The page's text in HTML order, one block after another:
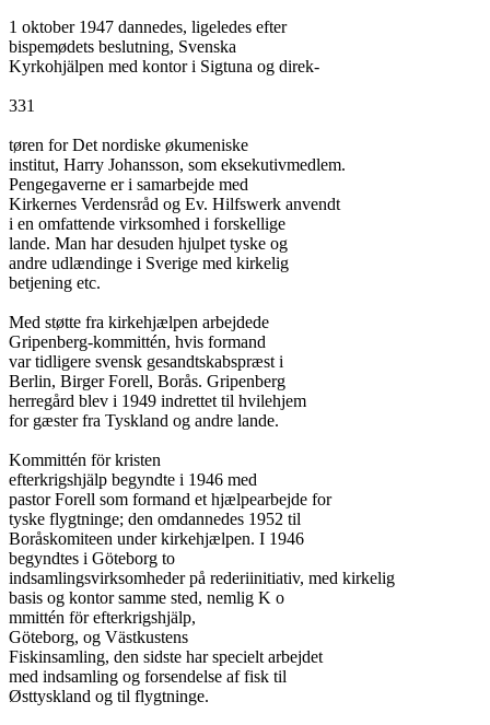
1 oktober 1947 dannedes, ligeledes efter
bispemødets beslutning, Svenska
Kyrkohjälpen med kontor i Sigtuna og direk-
331
tøren for Det nordiske økumeniske
institut, Harry Johansson, som eksekutivmedlem.
Pengegaverne er i samarbejde med
Kirkernes Verdensråd og Ev. Hilfswerk anvendt
i en omfattende virksomhed i forskellige
lande. Man har desuden hjulpet tyske og
andre udlændinge i Sverige med kirkelig
betjening etc.
Med støtte fra kirkehjælpen arbejdede
Gripenberg-kommittén, hvis formand
var tidligere svensk gesandtskabspræst i
Berlin, Birger Forell, Borås. Gripenberg
herregård blev i 1949 indrettet til hvilehjem
for gæster fra Tyskland og andre lande.
Kommittén för kristen
efterkrigshjälp begyndte i 1946 med
pastor Forell som formand et hjælpearbejde for
tyske flygtninge; den omdannedes 1952 til
Boråskomiteen under kirkehjælpen. I 1946
begyndtes i Göteborg to
indsamlingsvirksomheder på rederiinitiativ, med kirkelig
basis og kontor samme sted, nemlig K o
mmittén för efterkrigshjälp,
Göteborg, og Västkustens
Fiskinsamling, den sidste har specielt arbejdet
med indsamling og forsendelse af fisk til
Østtyskland og til flygtninge.